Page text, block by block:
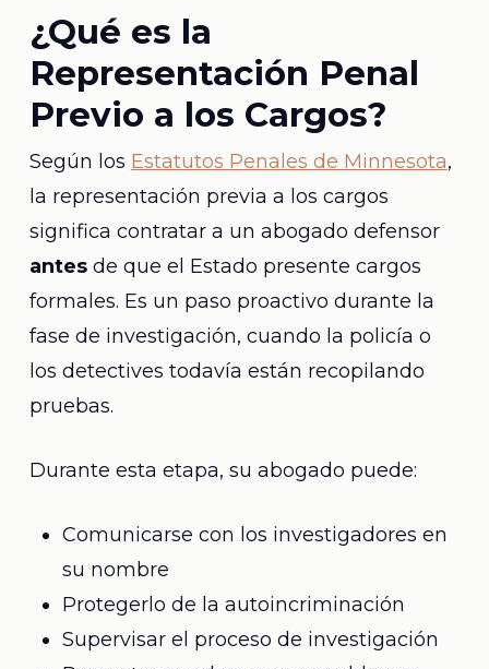
¿Qué es la
Representación Penal
Previo a los Cargos?
Según los Estatutos Penales de Minnesota,
la representación previa a los cargos
significa contratar a un abogado defensor
antesde que el Estado presente cargos
formales. Es un paso proactivo durante la
fase de investigación, cuando la policía o
los detectives todavía están recopilando
pruebas.
Durante esta etapa, su abogado puede:
Comunicarse con los investigadores en
su nombre
Protegerlo de la autoincriminación
Supervisar el proceso de investigación